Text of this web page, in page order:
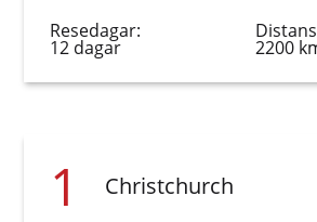
Resedagar:
12 dagar 2200
1 Christchurch